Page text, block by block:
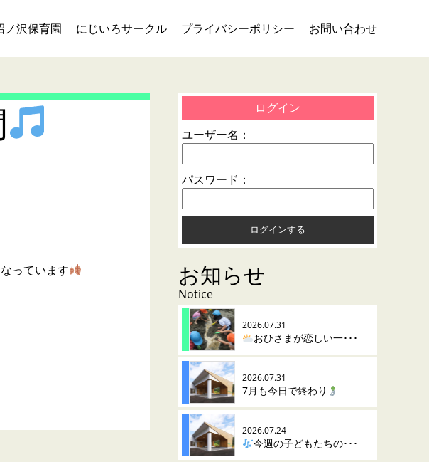
ノ沢保育園 にじいろサークル プライバシーポリシー お問い合わせ
っています
ログイン
ユーザー名：
パスワード：
お知らせ
Notice
2026.07.31
おひさまが恋しい一･･･
2026.07.31
7月も今日で終わり
2026.07.24
今週の子どもたちの･･･